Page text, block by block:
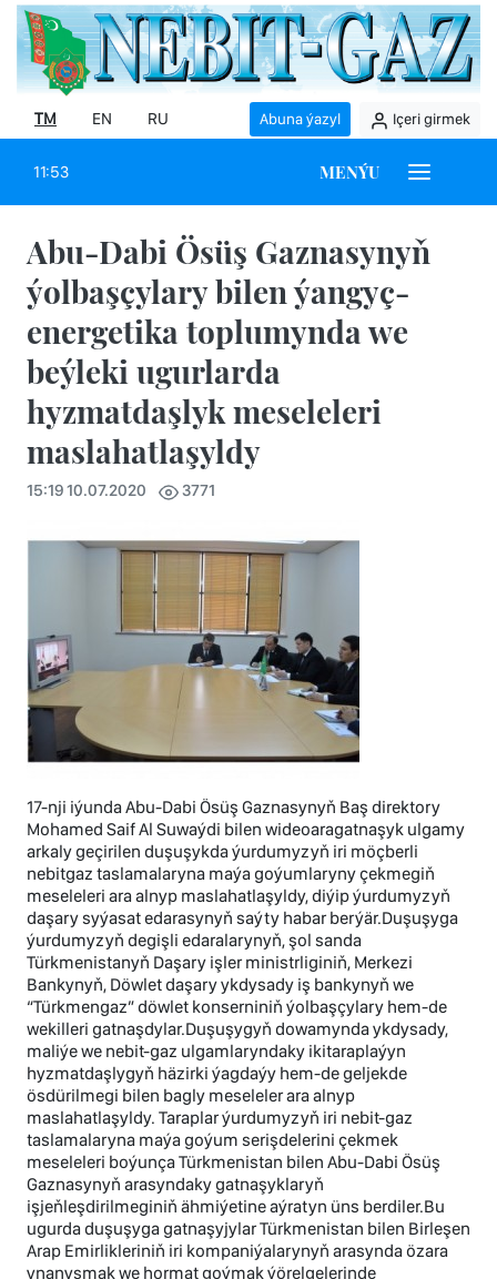
TM EN RU Abuna ýazyl Içeri girmek
11:53 MENÝU
Abu-Dabi Ösüş Gaznasynyň
ýolbaşçylary bilen ýangyç-
energetika toplumynda we
beýleki ugurlarda
hyzmatdaşlyk meseleleri
maslahatlaşyldy
15:19 10.07.2020 3771
17-nji iýunda Abu-Dabi Ösüş Gaznasynyň Baş direktory
Mohamed Saif Al Suwaýdi bilen wideoaragatnaşyk ulgamy
arkaly geçirilen duşuşykda ýurdumyzyň iri möçberli
nebitgaz taslamalaryna maýa goýumlaryny çekmegiň
meseleleri ara alnyp maslahatlaşyldy, diýip ýurdumyzyň
daşary syýasat edarasynyň saýty habar berýär.Duşuşyga
ýurdumyzyň degişli edaralarynyň, şol sanda
Türkmenistanyň Daşary işler ministrliginiň, Merkezi
Bankynyň, Döwlet daşary ykdysady iş bankynyň we
“Türkmengaz” döwlet konserniniň ýolbaşçylary hem-de
wekilleri gatnaşdylar.Duşuşygyň dowamynda ykdysady,
maliýe we nebit-gaz ulgamlaryndaky ikitaraplaýyn
hyzmatdaşlygyň häzirki ýagdaýy hem-de geljekde
ösdürilmegi bilen bagly meseleler ara alnyp
maslahatlaşyldy. Taraplar ýurdumyzyň iri nebit-gaz
taslamalaryna maýa goýum serişdelerini çekmek
meseleleri boýunça Türkmenistan bilen Abu-Dabi Ösüş
Gaznasynyň arasyndaky gatnaşyklaryň
işjeňleşdirilmeginiň ähmiýetine aýratyn üns berdiler.Bu
ugurda duşuşyga gatnaşyjylar Türkmenistan bilen Birleşen
Arap Emirlikleriniň iri kompaniýalarynyň arasynda özara
ynanyşmak we hormat goýmak ýörelgelerinde